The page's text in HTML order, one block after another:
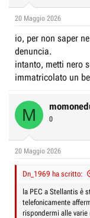
20 Maggio 2026
io, per non saper
denuncia.
intanto, metti nero
immatricolato un
M 0
20 Maggio 2026
Dn_1969 ha scritto:
la PEC a Stellantis è
telefonicamente
rispondermi alle varie